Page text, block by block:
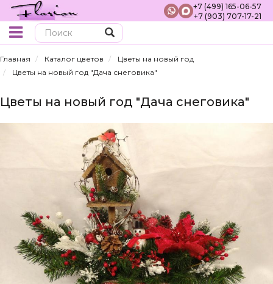
+7 (499) 165-06-57
+7 (903) 707-17-21
Главная Каталог цветов
Цветы на новый год
Цветы на новый год "Дача снеговика"
Цветы на новый год "Дача снеговика"